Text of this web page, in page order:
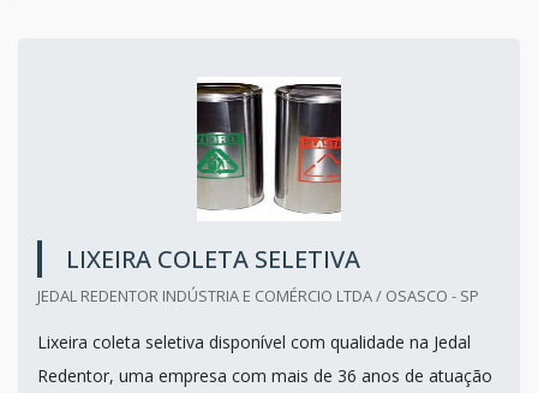
LIXEIRA COLETA SELETIVA
JEDAL REDENTOR INDÚSTRIA E COMÉRCIO LTDA / OSASCO - SP
Lixeira coleta seletiva disponível com qualidade na Jedal
Redentor, uma empresa com mais de 36 anos de atuação